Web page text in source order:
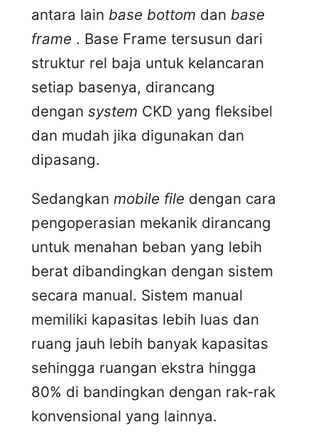
antara lain base bottom dan base
frame . Base Frame tersusun dari
struktur rel baja untuk kelancaran
setiap basenya, dirancang
dengan system CKD yang fleksibel
dan mudah jika digunakan dan
dipasang.
Sedangkan mobile file dengan cara
pengoperasian mekanik dirancang
untuk menahan beban yang lebih
berat dibandingkan dengan sistem
secara manual. Sistem manual
memiliki kapasitas lebih luas dan
ruang jauh lebih banyak kapasitas
sehingga ruangan ekstra hingga
80% di bandingkan dengan rak-rak
konvensional yang lainnya.